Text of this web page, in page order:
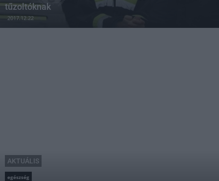
tűzoltóknak
2017.12.22
AKTUÁLIS
egészség